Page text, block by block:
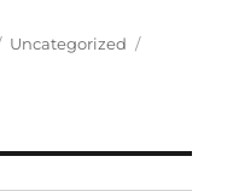
Kategorien
Uncategorized